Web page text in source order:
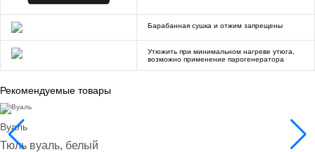
Барабанная сушка и отжим запрещены
Утюжить при минимальном нагреве утюга,
возможно применение парогенератора
Рекомендуемые товары
Вуаль
Тюль вуаль, белый